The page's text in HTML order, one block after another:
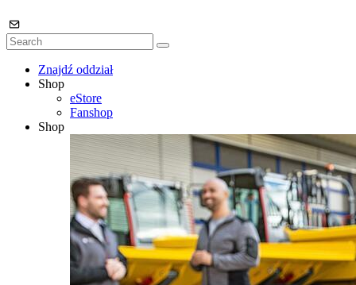
Znajdź oddział
Shop
eStore
Fanshop
Shop